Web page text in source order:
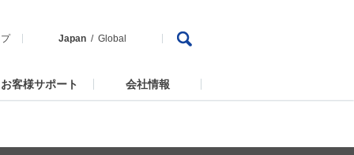
Japan Global
お客様サポート 会社情報